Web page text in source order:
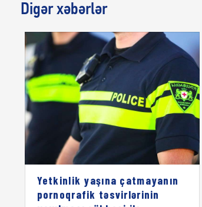
Digər xəbərlər
Yetkinlik yaşına çatmayanın
pornoqrafik təsvirlərinin